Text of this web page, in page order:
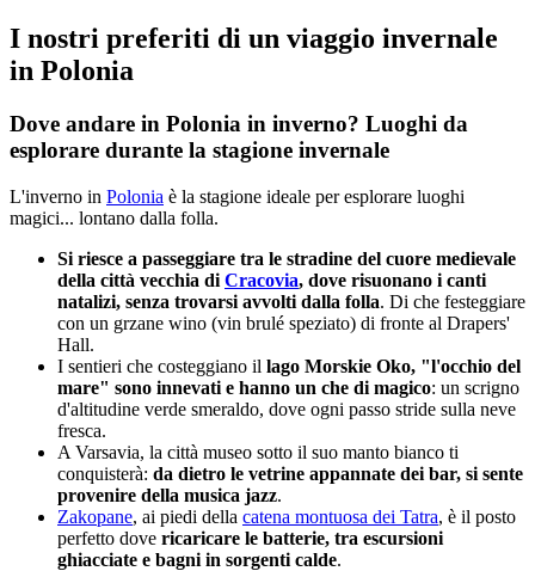
I nostri preferiti di un viaggio invernale
in Polonia
Dove andare in Polonia in inverno? Luoghi da
esplorare durante la stagione invernale
L'inverno in Polonia è la stagione ideale per esplorare luoghi
magici... lontano dalla folla.
Si riesce a passeggiare tra le stradine del cuore medievale
della città vecchia di Cracovia, dove risuonano i canti
natalizi, senza trovarsi avvolti dalla folla. Di che festeggiare
con un grzane wino (vin brulé speziato) di fronte al Drapers'
Hall.
I sentieri che costeggiano il lago Morskie Oko, "l'occhio del
mare" sono innevati e hanno un che di magico: un scrigno
d'altitudine verde smeraldo, dove ogni passo stride sulla neve
fresca.
A Varsavia, la città museo sotto il suo manto bianco ti
conquisterà: da dietro le vetrine appannate dei bar, si sente
provenire della musica jazz.
Zakopane, ai piedi della catena montuosa dei Tatra, è il posto
perfetto dove ricaricare le batterie, tra escursioni
ghiacciate e bagni in sorgenti calde.